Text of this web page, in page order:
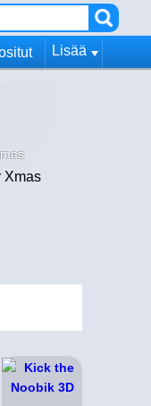
Lisää